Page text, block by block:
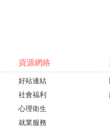
資源網絡
好站連結
社會福利
心理衛生
就業服務